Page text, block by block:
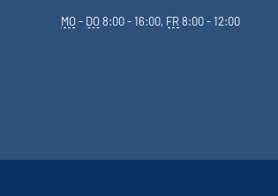
MO- DO8:00 - 16:00, FR8:00 - 12:00